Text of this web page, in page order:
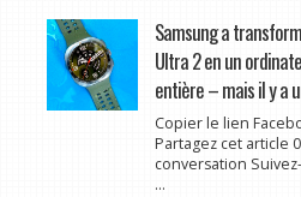
Samsung a
Ultra 2 en un
entière – mais il y a
Copier le lien
Partagez cet article
conversation
...